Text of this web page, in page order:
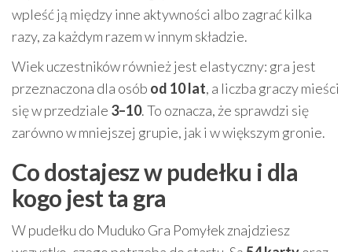
wpleść ją między inne aktywności albo zagrać kilka
razy, za każdym razem w innym składzie.
Wiek uczestników również jest elastyczny: gra jest
przeznaczona dla osób od 10 lat, a liczba graczy mieści
się w przedziale 3–10. To oznacza, że sprawdzi się
zarówno w mniejszej grupie, jak i w większym gronie.
Co dostajesz w pudełku i dla
kogo jest ta gra
W pudełku do Muduko Gra Pomyłek znajdziesz